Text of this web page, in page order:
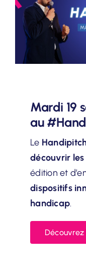
Contact
Mardi 19
au
Le
découvrir
édition et
dispositifs
handicap.